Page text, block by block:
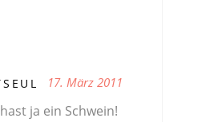
17. März 2011
ja ein Schwein!